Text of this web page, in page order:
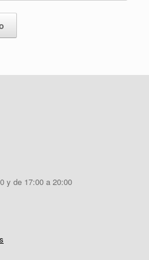
y de 17:00 a 20:00